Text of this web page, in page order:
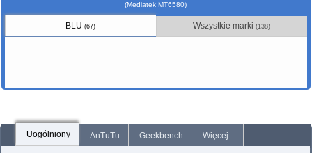
(Mediatek MT6580)
BLU(67) Wszystkie marki(138)
Uogólniony AnTuTu Geekbench Więcej...